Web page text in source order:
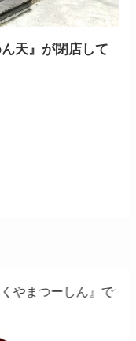
天』が閉店して
としたバイト、しま